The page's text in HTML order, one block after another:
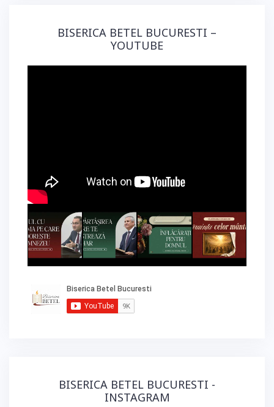
BISERICA BETEL BUCURESTI –
YOUTUBE
BISERICA BETEL BUCURESTI -
INSTAGRAM